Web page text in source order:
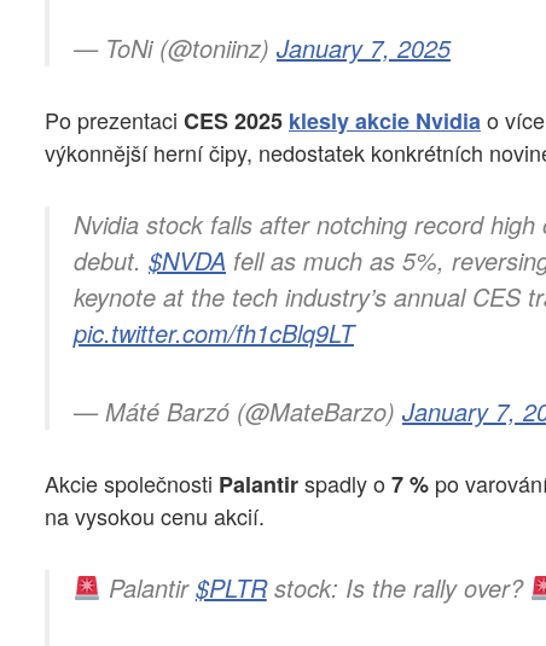
— ToNi (@toniinz) January 7, 2025
Po prezentaci CES 2025 klesly akcie Nvidiao
výkonnější herní čipy, nedostatek konkrétních
Nvidia stock falls after notching record
debut. $NVDA fell as much as 5%,
keynote at the tech industry’s annual CES
pic.twitter.com/fh1cBlq9LT
— Máté Barzó (@MateBarzo) January 7,
Akcie společnosti Palantirspadly o 7 % po
na vysokou cenu akcií.
Palantir$PLTRstock: Is the rally over?